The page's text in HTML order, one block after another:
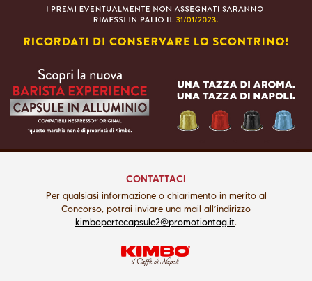
CONTATTACI
Per qualsiasi informazione o chiarimento in merito al
Concorso, potrai inviare una mail all’indirizzo
kimbopertecapsule2@promotiontag.it.